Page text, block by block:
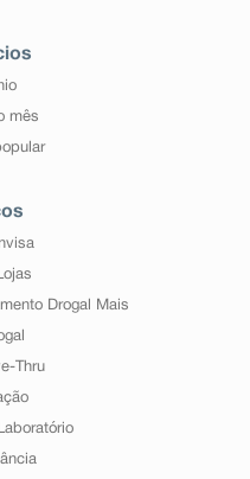
mês
Drogal Mais
Thru